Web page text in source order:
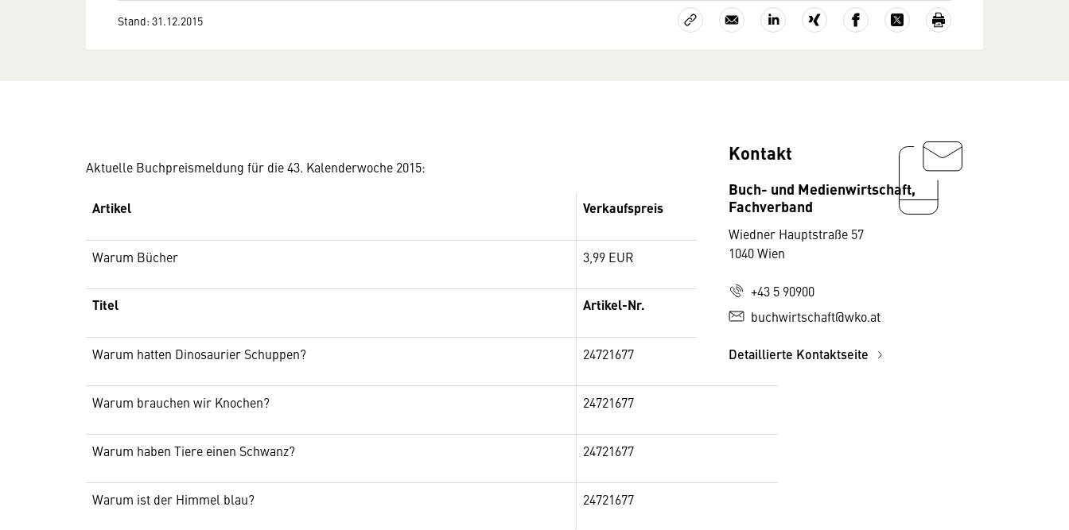
Stand: 31.12.2015
Aktuelle Buchpreismeldung für die 43. Kalenderwoche 2015:
Artikel Verkaufspreis
Warum Bücher 3,99 EUR
Titel Artikel-Nr.
Warum hatten Dinosaurier Schuppen? 24721677
Warum brauchen wir Knochen? 24721677
Warum haben Tiere einen Schwanz? 24721677
Warum ist der Himmel blau? 24721677
Kontakt
Buch- und Medienwirtschaft,
Fachverband
Wiedner Hauptstraße 57
1040 Wien
+43 5 90900
buchwirtschaft@wko.at
Detaillierte Kontaktseite